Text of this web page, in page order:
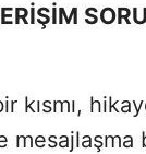
kısmı,